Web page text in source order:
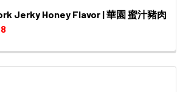
OF WAHYUEN - BEEF SLICED
QUANTITY OF WAHYUEN - BEEF
Jerky Honey Flavor | 華園 蜜汁豬肉